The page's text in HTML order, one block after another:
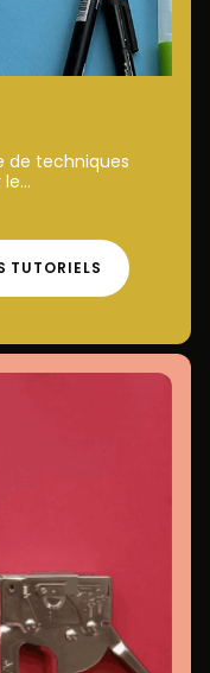
de techniques
TUTORIELS